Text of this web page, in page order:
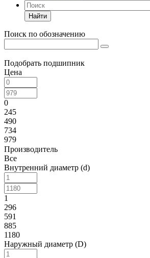
Найти
Поиск по обозначению
Подобрать подшипник
Цена
0
245
490
734
979
Производитель
Все
Внутренний диаметр (d)
1
296
591
885
1180
Наружный диаметр (D)